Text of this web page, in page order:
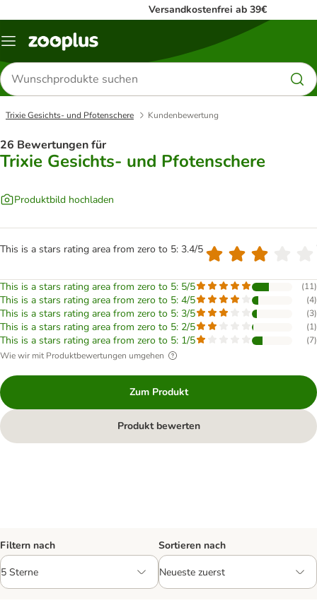
Versandkostenfrei ab 39€
Menü
Produkte
suchen
Trixie Gesichts- und Pfotenschere Kundenbewertung
26 Bewertungen für
Trixie Gesichts- und Pfotenschere
Produktbild hochladen
This is a stars rating area from zero to 5: 3.4/5
This is a stars rating area from zero to 5: 5/5 (11)
This is a stars rating area from zero to 5: 4/5 (4)
This is a stars rating area from zero to 5: 3/5 (3)
This is a stars rating area from zero to 5: 2/5 (1)
This is a stars rating area from zero to 5: 1/5 (7)
Wie wir mit Produktbewertungen umgehen
Zum Produkt
Produkt bewerten
Filtern nach Sortieren nach